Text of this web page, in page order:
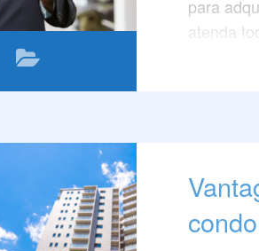
para
atenda